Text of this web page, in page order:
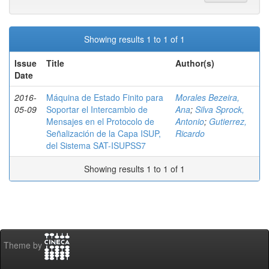
Showing results 1 to 1 of 1
Issue
Date
Title Author(s)
2016-
05-09
Máquina de Estado Finito para
Soportar el Intercambio de
Mensajes en el Protocolo de
Señalización de la Capa ISUP,
del Sistema SAT-ISUPSS7
Morales Bezeira,
Ana; Silva Sprock,
Antonio; Gutierrez,
Ricardo
Showing results 1 to 1 of 1
Theme by